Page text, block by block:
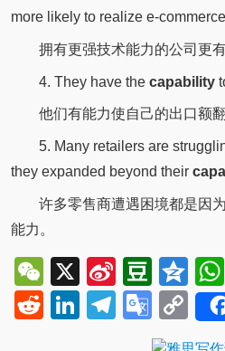
more likely to realize e-
拥有更强技术能力的公司更
4. They have the capability
他们有能力使自己的出口额翻
5. Many retailers are
they expanded beyond their
许多零售商遭遇困境都是因
能力。
WeChat
X
Sina
Weibo
RedditLinkedIn